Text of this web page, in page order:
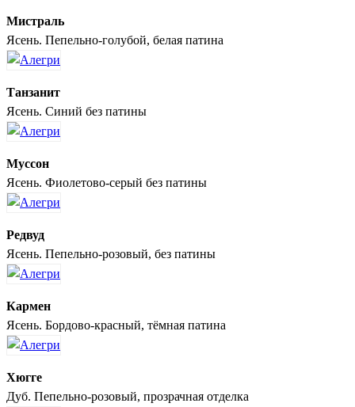
Мистраль
Ясень. Пепельно-голубой, белая патина
Танзанит
Ясень. Синий без патины
Муссон
Ясень. Фиолетово-серый без патины
Редвуд
Ясень. Пепельно-розовый, без патины
Кармен
Ясень. Бордово-красный, тёмная патина
Хюгге
Дуб. Пепельно-розовый, прозрачная отделка